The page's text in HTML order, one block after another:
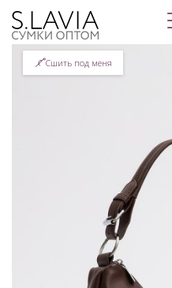
Сшить под меня